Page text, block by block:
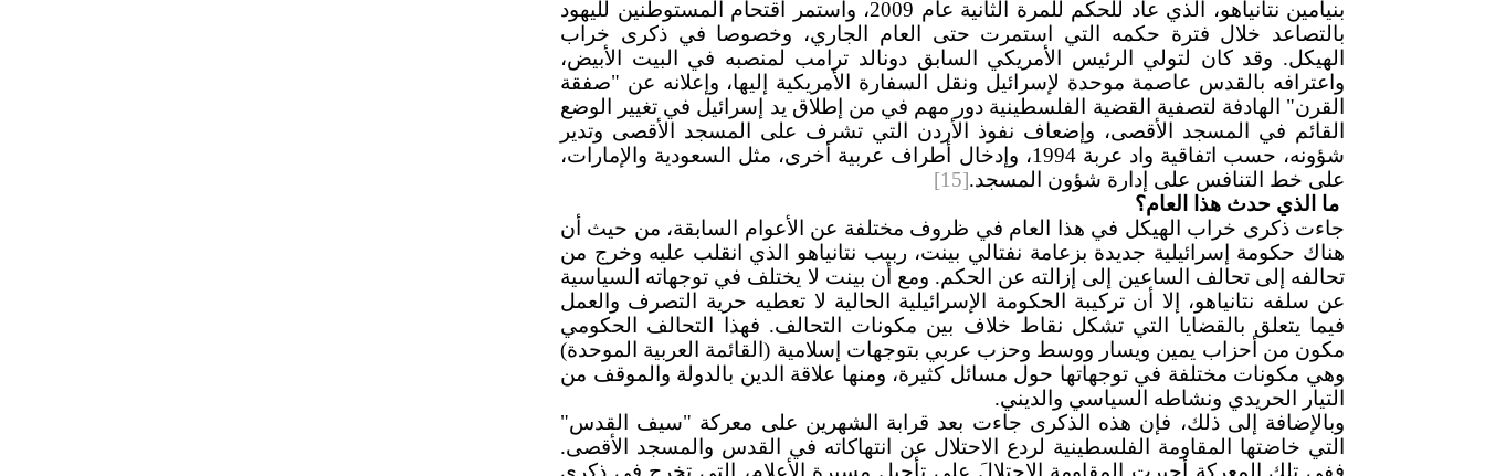
بنيامين نتانياهو، الذي عاد للحكم للمرة الثانية عام 2009، واستمر اقتحام المستوطنين لليهود
بالتصاعد خلال فترة حكمه التي استمرت حتى العام الجاري، وخصوصا في ذكرى خراب
الهيكل. وقد كان لتولي الرئيس الأمريكي السابق دونالد ترامب لمنصبه في البيت الأبيض،
واعترافه بالقدس عاصمة موحدة لإسرائيل ونقل السفارة الأمريكية إليها، وإعلانه عن "صفقة
القرن" الهادفة لتصفية القضية الفلسطينية دور مهم في من إطلاق يد إسرائيل في تغيير الوضع
القائم في المسجد الأقصى، وإضعاف نفوذ الأردن التي تشرف على المسجد الأقصى وتدير
شؤونه، حسب اتفاقية واد عربة 1994، وإدخال أطراف عربية أخرى، مثل السعودية والإمارات،
على خط التنافس على إدارة شؤون المسجد.[15]
ما الذي حدث هذا العام؟
جاءت ذكرى خراب الهيكل في هذا العام في ظروف مختلفة عن الأعوام السابقة، من حيث أن
هناك حكومة إسرائيلية جديدة بزعامة نفتالي بينت، ربيب نتانياهو الذي انقلب عليه وخرج من
تحالفه إلى تحالف الساعين إلى إزالته عن الحكم. ومع أن بينت لا يختلف في توجهاته السياسية
عن سلفه نتانياهو، إلا أن تركيبة الحكومة الإسرائيلية الحالية لا تعطيه حرية التصرف والعمل
فيما يتعلق بالقضايا التي تشكل نقاط خلاف بين مكونات التحالف. فهذا التحالف الحكومي
مكون من أحزاب يمين ويسار ووسط وحزب عربي بتوجهات إسلامية (القائمة العربية الموحدة)
وهي مكونات مختلفة في توجهاتها حول مسائل كثيرة، ومنها علاقة الدين بالدولة والموقف من
التيار الحريدي ونشاطه السياسي والديني.
وبالإضافة إلى ذلك، فإن هذه الذكرى جاءت بعد قرابة الشهرين على معركة "سيف القدس"
التي خاضتها المقاومة الفلسطينية لردع الاحتلال عن انتهاكاته في القدس والمسجد الأقصى.
ففي تلك المعركة أجبرت المقاومة الاحتلالَ على تأجيل مسيرة الأعلام، التي تخرج في ذكرى